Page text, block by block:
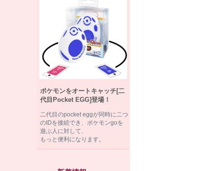
ポケモンをオートキャッチ[二
代目Pocket EGG]登場！
二代目のpocket eggが同時に二つ
のIDを接続でき、ポケモンgoを
遊ぶ人に対して、
もっと便利になります。